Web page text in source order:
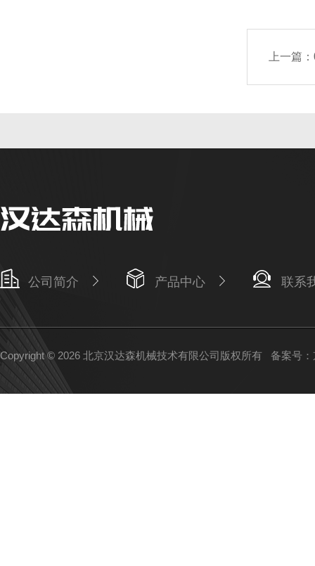
上一篇：
公司简介 产品中心 联系
Copyright © 2026 北京汉达森机械技术有限公司版权所有 备案号：